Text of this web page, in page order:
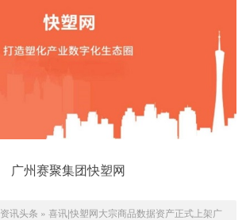
广州赛聚集团快塑网
资讯头条 » 喜讯|快塑网大宗商品数据资产正式上架广